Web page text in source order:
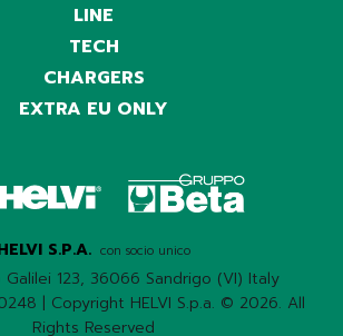
LINE
TECH
CHARGERS
EXTRA EU ONLY
S.P.A. con socio unico
Galilei 123, 36066 Sandrigo (VI) Italy
| Copyright HELVI S.p.a. © 2026. All
Rights Reserved